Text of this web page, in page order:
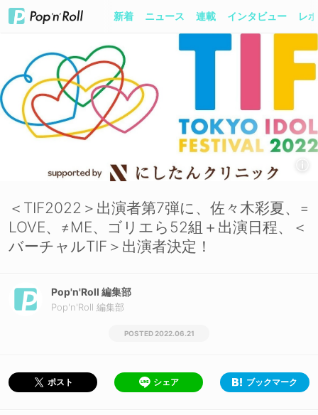
新着 ニュース 連載 インタビュー レ
＜TIF2022＞出演者第7弾に、佐々木彩夏、=
LOVE、≠ME、ゴリエら52組＋出演日程、＜
バーチャルTIF＞出演者決定！
Pop'n'Roll 編集部
Pop'n'Roll 編集部
2022.06.21
ポスト シェア ブックマーク